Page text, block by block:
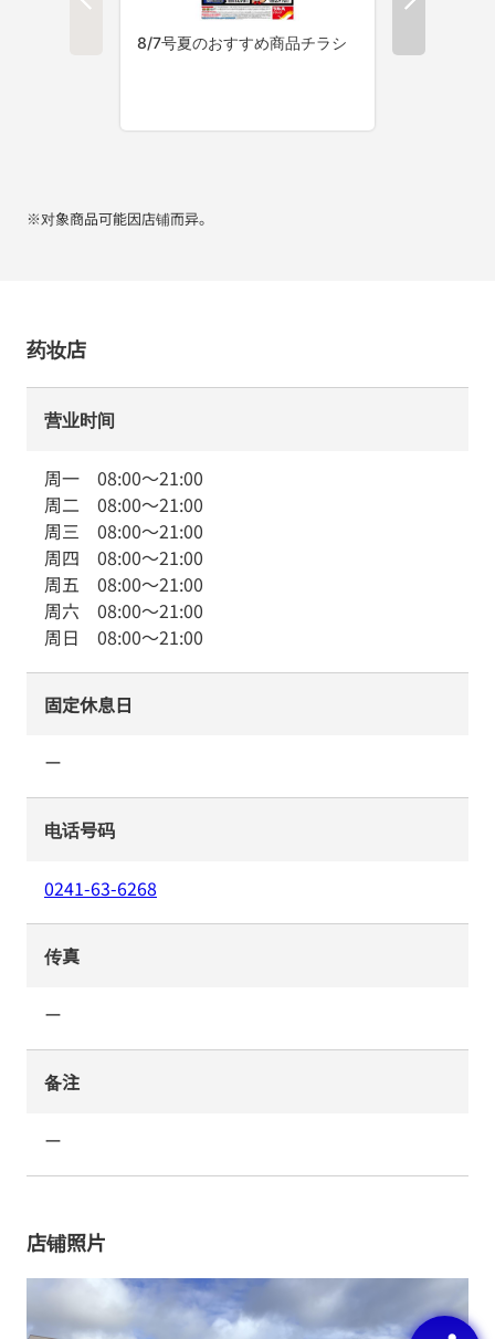
※对象商品可能因店铺而异。
药妆店
营业时间
周一 08:00～21:00
周二 08:00～21:00
周三 08:00～21:00
周四 08:00～21:00
周五 08:00～21:00
周六 08:00～21:00
周日 08:00～21:00
固定休息日
ー
电话号码
0241-63-6268
传真
ー
备注
ー
店铺照片